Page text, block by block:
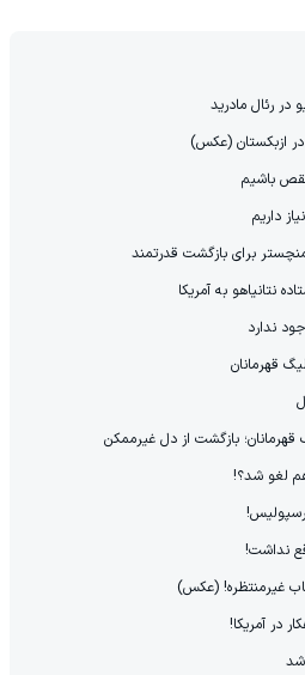
در رئال مادرید
ازبکستان (عکس)
باشیم
داریم
برای بازگشت قدرتمند
نتانیاهو به آمریکا
ندارد
قهرمانان
بازگشت از دل غیرممکن
هم لغو شد؟!
نداشت!
غیرمنتظره! (عکس)
در آمریکا!
شد